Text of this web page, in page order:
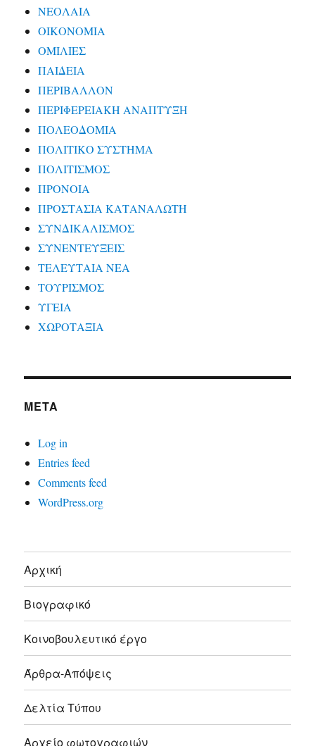
ΝΕΟΛΑΙΑ
ΟΙΚΟΝΟΜΙΑ
ΟΜΙΛΙΕΣ
ΠΑΙΔΕΙΑ
ΠΕΡΙΒΑΛΛΟΝ
ΠΕΡΙΦΕΡΕΙΑΚΗ ΑΝΑΠΤΥΞΗ
ΠΟΛΕΟΔΟΜΙΑ
ΠΟΛΙΤΙΚΟ ΣΥΣΤΗΜΑ
ΠΟΛΙΤΙΣΜΟΣ
ΠΡΟΝΟΙΑ
ΠΡΟΣΤΑΣΙΑ ΚΑΤΑΝΑΛΩΤΗ
ΣΥΝΔΙΚΑΛΙΣΜΟΣ
ΣΥΝΕΝΤΕΥΞΕΙΣ
ΤΕΛΕΥΤΑΙΑ ΝΕΑ
ΤΟΥΡΙΣΜΟΣ
ΥΓΕΙΑ
ΧΩΡΟΤΑΞΙΑ
META
Log in
Entries feed
Comments feed
WordPress.org
Αρχική
Βιογραφικό
Κοινοβουλευτικό έργο
Άρθρα-Απόψεις
Δελτία Τύπου
Αρχείο φωτογραφιών